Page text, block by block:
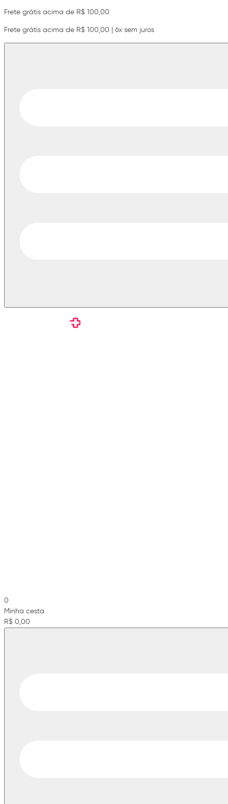
Frete grátis acima de R$ 100,00
Frete grátis acima de R$ 100,00 | 6x sem juros
0
Minha cesta
R$ 0,00